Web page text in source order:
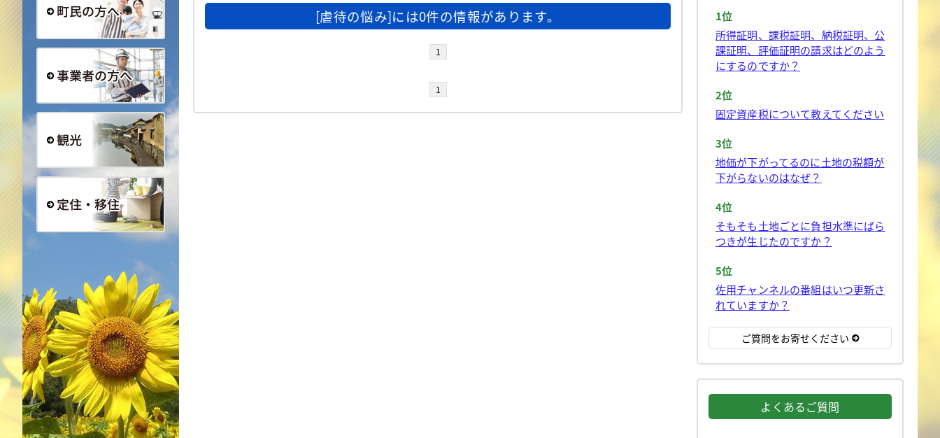
事業者の方へ
定住・移住
[虐待の悩み]には0件の情報があります。
1
1
1位
所得証明、課税証明、納税証明、公
課証明、評価証明の請求はどのよう
にするのですか？
2位
固定資産税について教えてください
3位
地価が下がってるのに土地の税額が
下がらないのはなぜ？
4位
そもそも土地ごとに負担水準にばら
つきが生じたのですか？
5位
佐用チャンネルの番組はいつ更新さ
れていますか？
ご質問をお寄せください
よくあるご質問